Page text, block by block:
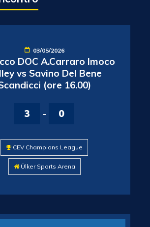
03/05/2026
DOC A.Carraro Imoco
vs Savino Del Bene
(ore 16.00)
3 - 0
CEV Champions League
Ülker Sports Arena